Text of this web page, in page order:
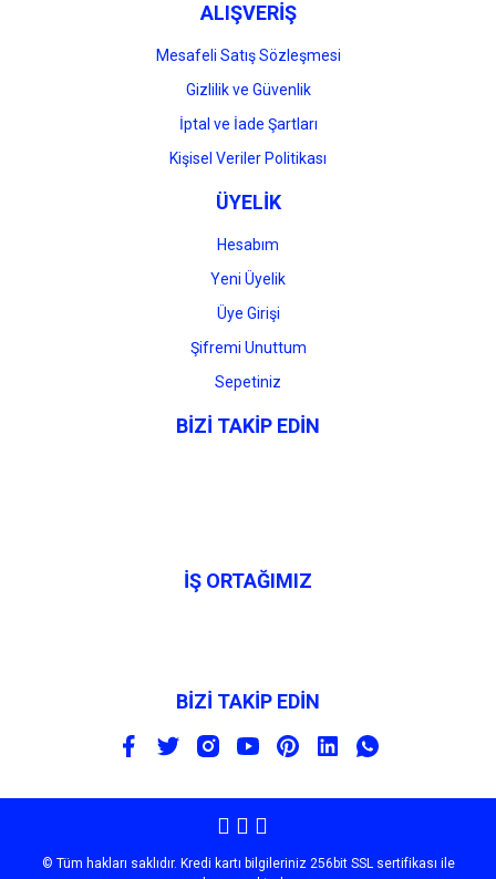
ALIŞVERİŞ
Mesafeli Satış Sözleşmesi
Gizlilik ve Güvenlik
İptal ve İade Şartları
Kişisel Veriler Politikası
ÜYELİK
Hesabım
Yeni Üyelik
Üye Girişi
Şifremi Unuttum
Sepetiniz
BİZİ TAKİP EDİN
İŞ ORTAĞIMIZ
BİZİ TAKİP EDİN
© Tüm hakları saklıdır. Kredi kartı bilgileriniz 256bit SSL sertifikası ile